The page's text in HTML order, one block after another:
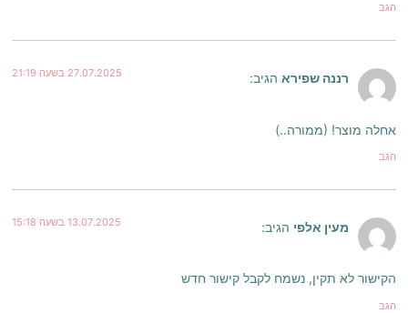
הגב
רננה שפירא הגיב: 27.07.2025 בשעה 21:19
אחלה מוצר! (ממורה..)
הגב
מעין אלפי הגיב: 13.07.2025 בשעה 15:18
הקישור לא תקין, נשמח לקבל קישור חדש
הגב